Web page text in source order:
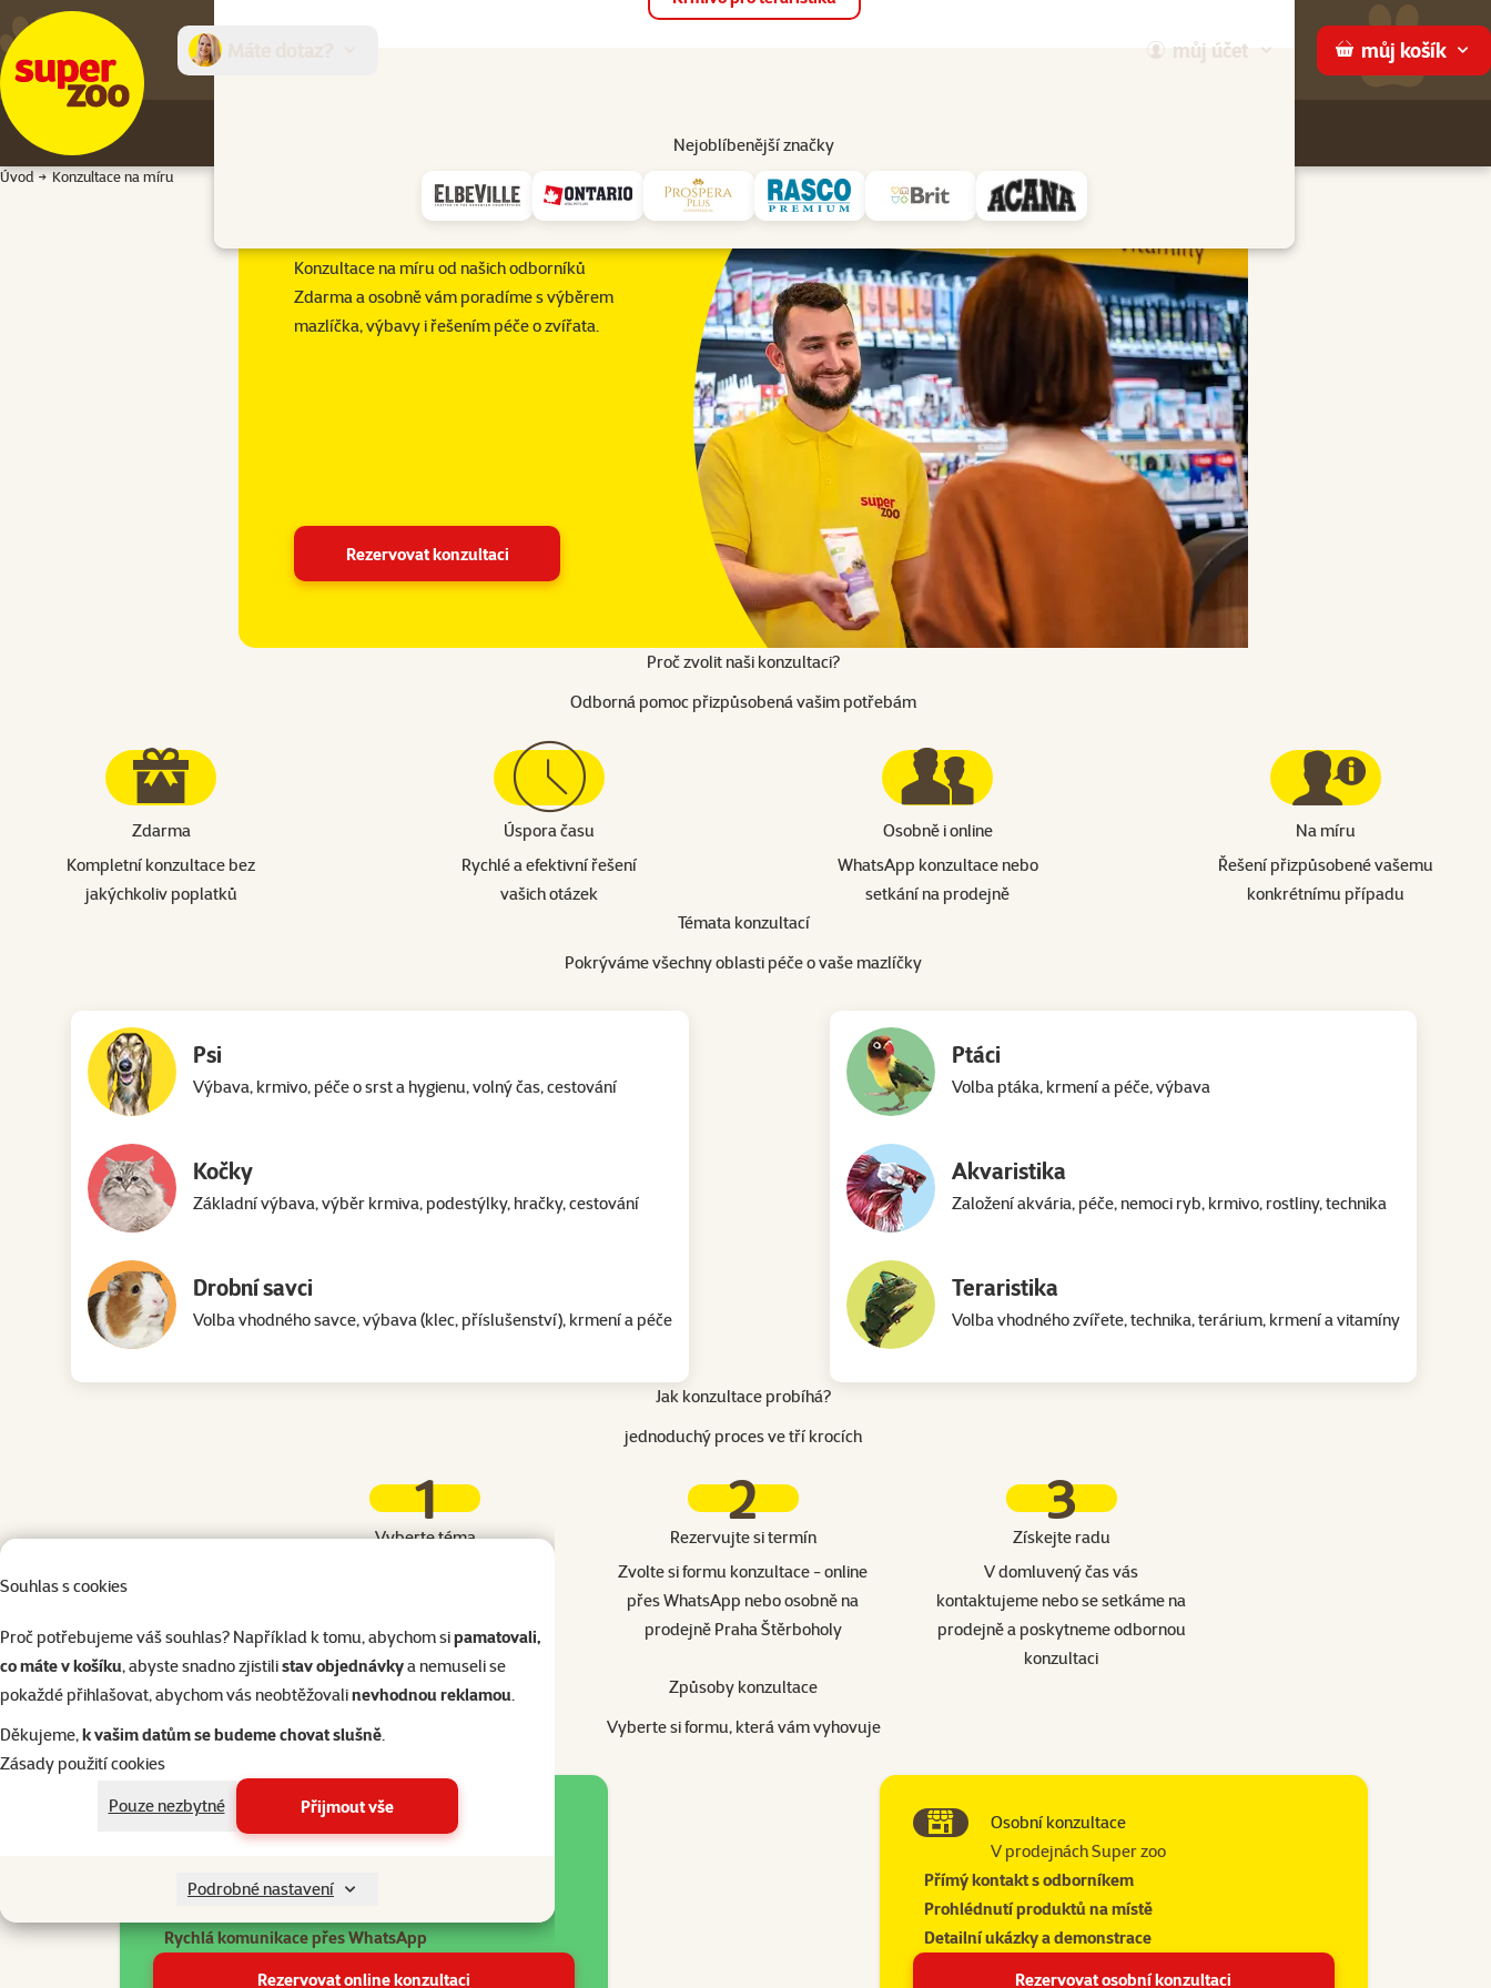
Souhlas s cookies
Proč potřebujeme váš souhlas? Například k tomu, abychom sipamatovali,
co máte v košíku, abyste snadno zjistilistav objednávkya nemuseli se
pokaždé přihlašovat, abychom vás neobtěžovalinevhodnou reklamou.
Děkujeme,k vašim datům se budeme chovat slušně.
Zásady použití cookies
Pouze nezbytné
Přijmout vše
Podrobné nastavení
můj účet můj košík
Nejoblíbenější značky
Prodejny Služby
Úvod Konzultace na míru
Konzultace na míru od našich odborníků
Zdarma a osobně vám poradíme s výběrem
mazlíčka, výbavy i řešením péče o zvířata.
Rezervovat konzultaci
Proč zvolit naši konzultaci?
Odborná pomoc přizpůsobená vašim potřebám
Zdarma
Kompletní konzultace bez
jakýchkoliv poplatků
Úspora času
Rychlé a efektivní řešení
vašich otázek
Osobně i online
WhatsApp konzultace nebo
setkání na prodejně
Na míru
Řešení přizpůsobené vašemu
konkrétnímu případu
Témata konzultací
Pokrýváme všechny oblasti péče o vaše mazlíčky
Psi
Výbava, krmivo, péče o srst a hygienu, volný čas, cestování
Kočky
Základní výbava, výběr krmiva, podestýlky, hračky, cestování
Drobní savci
Volba vhodného savce, výbava (klec, příslušenství), krmení a péče
Ptáci
Volba ptáka, krmení a péče, výbava
Akvaristika
Založení akvária, péče, nemoci ryb, krmivo, rostliny, technika
Teraristika
Volba vhodného zvířete, technika, terárium, krmení a vitamíny
Jak konzultace probíhá?
jednoduchý proces ve tří krocích
1
Vyberte téma
“jak založit akvárium” nebo
“výběr krmiva pro psa”
2
Rezervujte si termín
Zvolte si formu konzultace - online
přes WhatsApp nebo osobně na
prodejně Praha Štěrboholy
3
Získejte radu
V domluvený čas vás
kontaktujeme nebo se setkáme na
prodejně a poskytneme odbornou
konzultaci
Způsoby konzultace
Vyberte si formu, která vám vyhovuje
Online konzultace
Konzultace z domova
Rychlá komunikace přes WhatsApp
Rezervovat online konzultaci
Osobní konzultace
V prodejnách Super zoo
Přímý kontakt s odborníkem
Prohlédnutí produktů na místě
Detailní ukázky a demonstrace
Rezervovat osobní konzultaci